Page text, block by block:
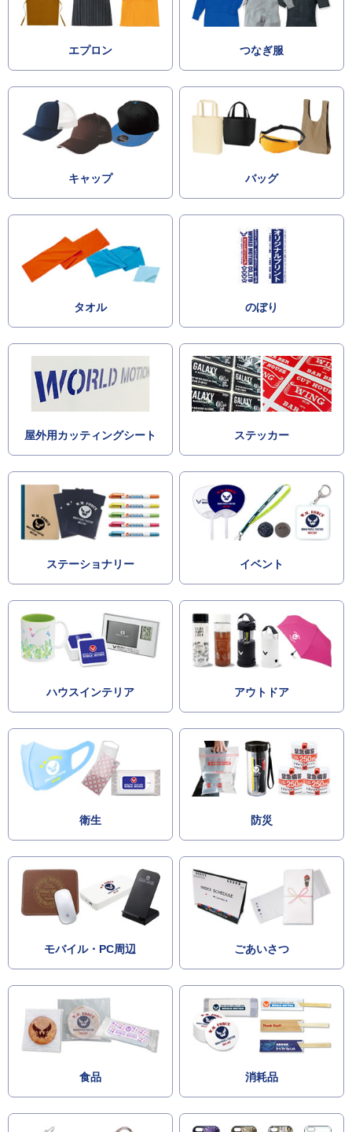
エプロン つなぎ服
キャップ バッグ
タオル のぼり
屋外用カッティングシート ステッカー
ステーショナリー イベント
ハウスインテリア アウトドア
衛生 防災
モバイル・PC周辺 ごあいさつ
食品 消耗品